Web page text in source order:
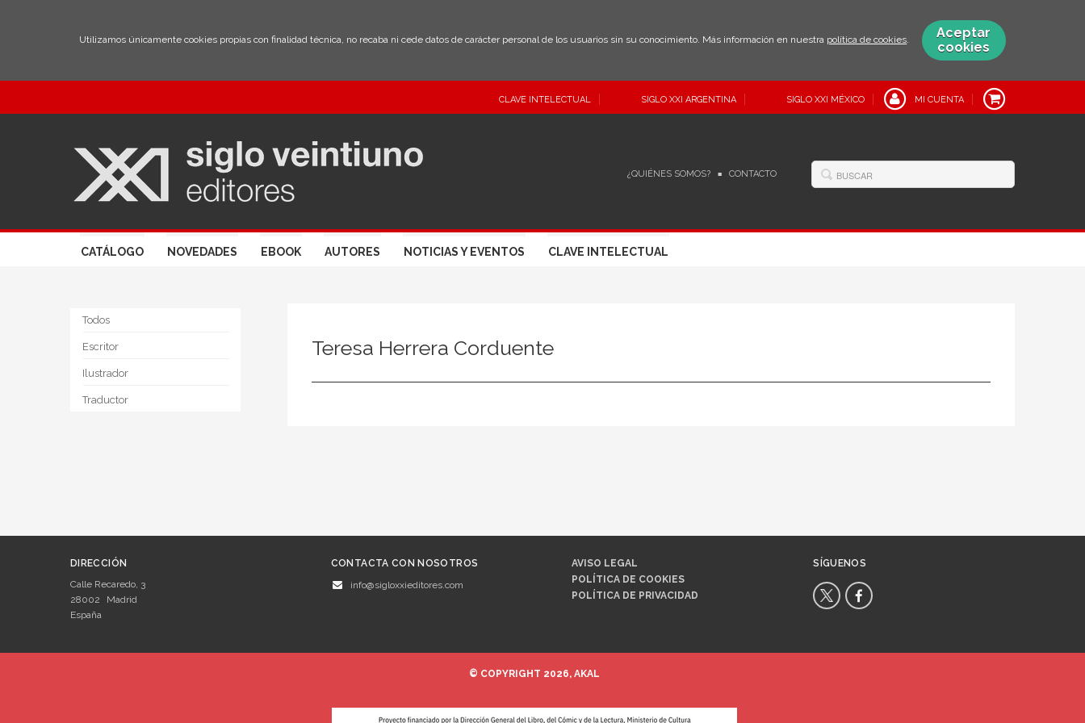
Utilizamos únicamente cookies propias con finalidad técnica, no recaba ni cede datos de carácter personal de los usuarios sin su conocimiento. Más información en nuestra política de cookies.
Aceptar
cookies
CLAVE INTELECTUAL SIGLO XXI ARGENTINA SIGLO XXI MÉXICO MI CUENTA
¿QUIÉNES SOMOS? CONTACTO
CATÁLOGO NOVEDADES EBOOK AUTORES NOTICIAS Y EVENTOS CLAVE INTELECTUAL
Todos
Escritor
Ilustrador
Traductor
Teresa Herrera Corduente
DIRECCIÓN
Calle Recaredo, 3
28002
Madrid
España
CONTACTA CON NOSOTROS
info@sigloxxieditores.com
AVISO LEGAL
POLÍTICA DE COOKIES
POLÍTICA DE PRIVACIDAD
SÍGUENOS
© COPYRIGHT 2026, AKAL